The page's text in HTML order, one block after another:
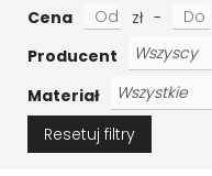
Cena
zł -
Producent
Materiał
Resetuj filtry